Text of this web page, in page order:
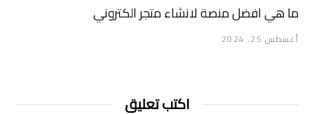
ما هي افضل منصة لانشاء متجر الكتروني
أغسطس 25, 2024
اكتب تعليق